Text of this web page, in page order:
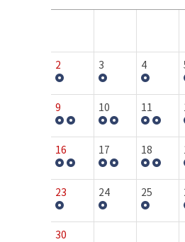
커뮤니티
2 3 4
9 10 11
16 17 18
23 24 25
30